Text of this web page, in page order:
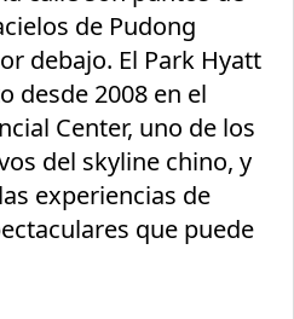
de Pudong
debajo. El Park Hyatt
desde 2008 en el
Center, uno de los
del skyline chino, y
experiencias de
que puede